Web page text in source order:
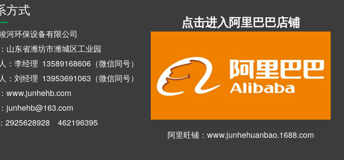
方式
河环保设备有限公司
山东省潍坊市潍城区工业园
：李经理 13589168606（微信同号）
：刘经理 13953691063（微信同号）
www.junhehb.com
junhehb@163.com
2925628928 462196395
点击进入阿里巴巴店铺
阿里旺铺：www.junhehuanbao.1688.com